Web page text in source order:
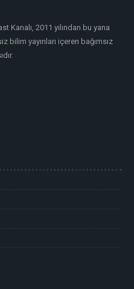
Kanalı, 2011 yılından bu yana
bilim yayınları içeren bağımsız